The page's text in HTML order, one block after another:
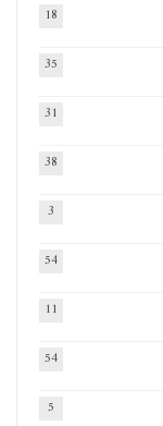
18
35
31
38
3
54
11
54
5